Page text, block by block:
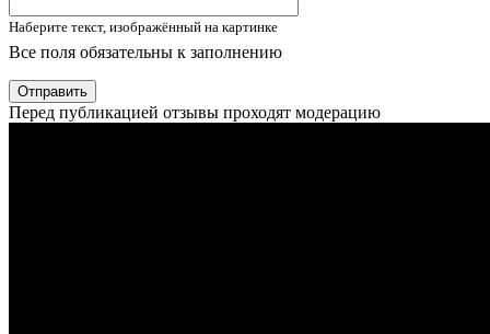
Наберите текст, изображённый на картинке
Все поля обязательны к заполнению
Отправить
Перед публикацией отзывы проходят модерацию